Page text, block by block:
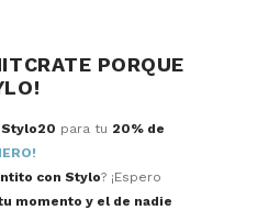
PORQUE
Stylo20 para tu 20% de
con Stylo? ¡Espero
momento y el de nadie